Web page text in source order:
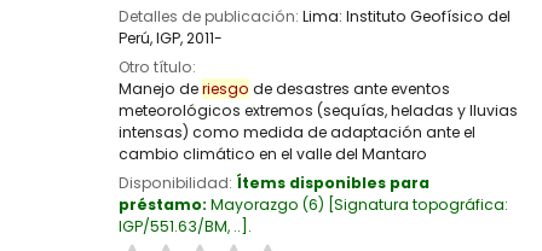
Detalles de publicación: Lima: Instituto Geofísico del
Perú, IGP,2011-
Otro título:
Manejo deriesgo de desastres ante eventos
meteorológicos extremos (sequías, heladas y lluvias
intensas) como medida de adaptación ante el
cambio climático en el valle del Mantaro
Disponibilidad: Ítems disponibles para
préstamo: Mayorazgo (6) Signatura topográfica:
IGP/551.63/BM, .. .